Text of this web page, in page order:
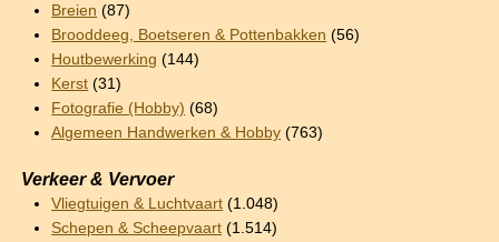
Breien (87)
Brooddeeg, Boetseren & Pottenbakken (56)
Houtbewerking (144)
Kerst (31)
Fotografie (Hobby) (68)
Algemeen Handwerken & Hobby (763)
Verkeer & Vervoer
Vliegtuigen & Luchtvaart (1.048)
Schepen & Scheepvaart (1.514)